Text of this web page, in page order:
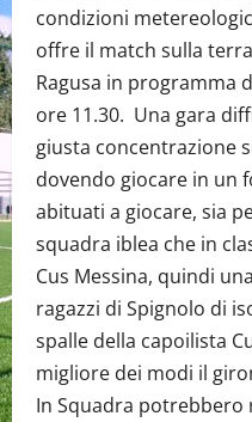
condizioni
offre il match sulla
Ragusa in programma
ore 11.30. Una gara
giusta concentrazione
dovendo giocare in un
abituati a giocare, sia
squadra iblea che in
Cus Messina, quindi
ragazzi di Spignolo di
spalle della capoilista
migliore dei modi il
In Squadra potrebbero